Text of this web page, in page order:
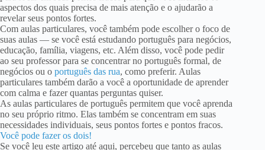
aspectos dos quais precisa de mais atenção e o ajudarão a
revelar seus pontos fortes.
Com aulas particulares, você também pode escolher o foco de
suas aulas — se você está estudando português para negócios,
educação, família, viagens, etc. Além disso, você pode pedir
ao seu professor para se concentrar no português formal, de
negócios ou o português das rua, como preferir. Aulas
particulares também darão a você a oportunidade de aprender
com calma e fazer quantas perguntas quiser.
As aulas particulares de português permitem que você aprenda
no seu próprio ritmo. Elas também se concentram em suas
necessidades individuais, seus pontos fortes e pontos fracos.
Você pode fazer os dois!
Se você leu este artigo até aqui, percebeu que tanto as aulas